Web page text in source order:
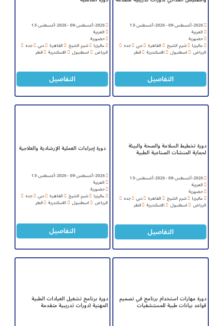
2026-أغسطس-09 - 2026-أغسطس-13
العربية
حضورية
ماليزيا شرم الشيخ القاهرة دبي جده
الرياض اسطنبول الاسكندرية قطر
التفاصيل
2026-أغسطس-09 - 2026-أغسطس-13
العربية
حضورية
ماليزيا شرم الشيخ القاهرة دبي جده
الرياض اسطنبول الاسكندرية قطر
التفاصيل
دورة تخطيط السلامة والصحة والبيئة
لحماية المنشآت الصناعية الطبية
2026-أغسطس-09 - 2026-أغسطس-13
العربية
حضورية
ماليزيا شرم الشيخ القاهرة دبي جده
الرياض اسطنبول الاسكندرية قطر
التفاصيل
دورة إجراءات العملية الإرشادية والعلاجية
2026-أغسطس-09 - 2026-أغسطس-13
العربية
حضورية
ماليزيا شرم الشيخ القاهرة دبي جده
الرياض اسطنبول الاسكندرية قطر
التفاصيل
دورة مهارات استخدام برنامج في تصميم
قواعد بيانات طبية للمستشفيات
دورة برنامج تشغيل العيادات الطبية
المهنية (دورات تدريبية متقدمة